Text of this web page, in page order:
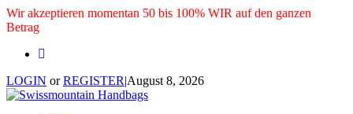
Wir akzeptieren momentan 50 bis 100% WIR auf den ganzen
Betrag
LOGIN orREGISTER|August 8, 2026